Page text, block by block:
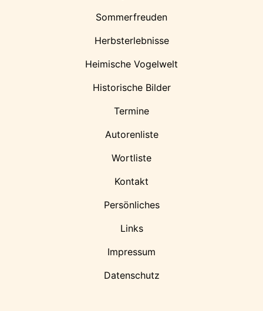
Sommerfreuden
Herbsterlebnisse
Heimische Vogelwelt
Historische Bilder
Termine
Autorenliste
Wortliste
Kontakt
Persönliches
Links
Impressum
Datenschutz